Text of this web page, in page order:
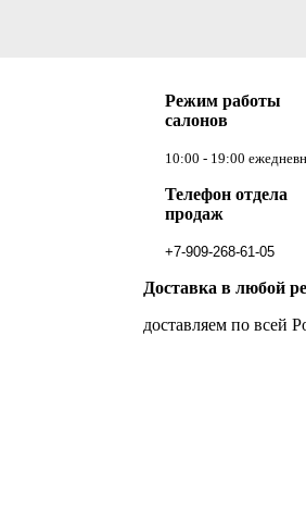
Режим работы
салонов
10:00 - 19:00
Телефон отдела
продаж
+7-909-268-61-05
Доставка в любой
доставляем по всей